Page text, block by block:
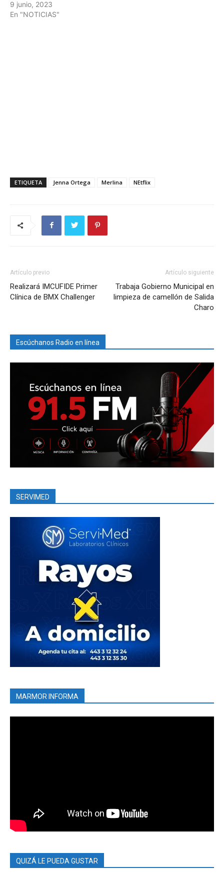
9 junio, 2023
En "NOTICIAS"
ETIQUETA Jenna Ortega Merlina NEtflix
Artículo previo
Realizará IMCUFIDE Primer
Clínica de BMX Challenger
Artículo siguiente
Trabaja Gobierno Municipal en
limpieza de camellón de Salida
Charo
Escúchanos Radio en línea
SERVIMED
MARMOR INFORMA
QUIZÁ LE PUEDA GUSTAR